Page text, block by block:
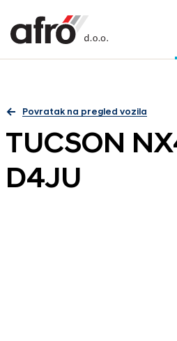
Povratak na pregled vozila
TUCSON
D4JU